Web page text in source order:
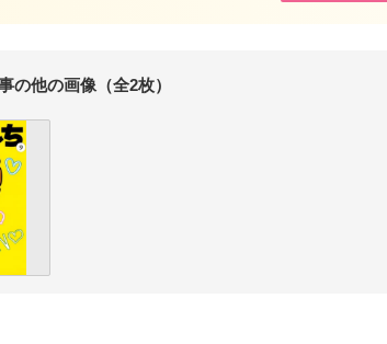
の他の画像（全2枚）